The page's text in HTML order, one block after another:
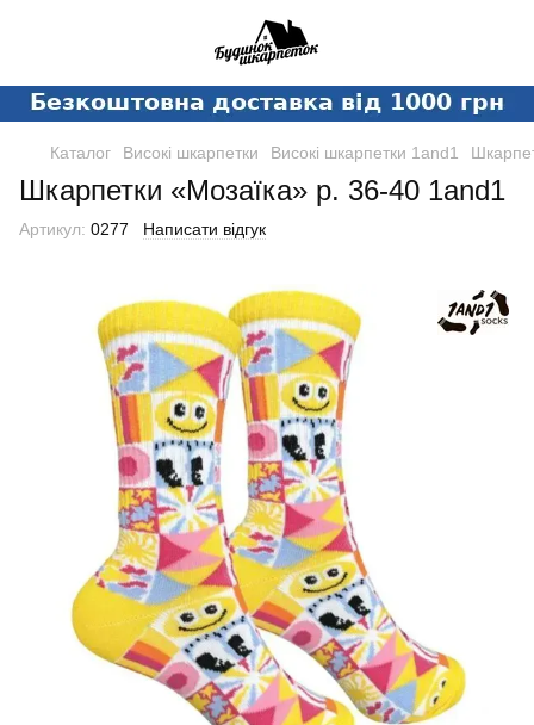
Каталог Високі шкарпетки Високі шкарпетки 1and1
Шкарпетки «Мозаїка» р. 36-40 1and1
Артикул: 0277 Написати відгук